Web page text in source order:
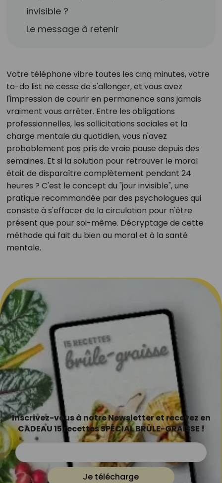
invisible ?
Le message à retenir
Votre téléphone vibre toutes les cinq minutes, votre
to-do list ne cesse de s'allonger, et vous avez
l'impression de courir en permanence sans jamais
vraiment vous arrêter. Entre les obligations
professionnelles, les sollicitations sociales et la
charge mentale du quotidien, vous n'avez
probablement pas pris de vraie pause depuis des
semaines. Et si la solution pour retrouver le moral
était de disparaître complètement pendant 24
heures ? C'est le concept du "jour invisible", une
pratique recommandée par des psychologues qui
consiste à s'effacer de la circulation pour n'être
présent que pour soi-même. Décryptage de cette
méthode qui fait du bien au moral et à la santé
mentale.
Inscrivez-vous à notre Newsletter et recevez en
CADEAU 15 recettes SPÉCIAL BRÛLE-GRAISSE !
Je télécharge